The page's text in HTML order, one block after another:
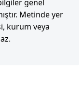
genel
Metinde yer
kurum veya